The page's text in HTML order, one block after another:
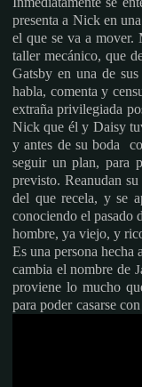
presenta a Nick en
el que se va a mover.
taller mecánico, que
Gatsby en una de
habla, comenta y
extraña privilegiada
Nick que él y Daisy
y antes de su boda
seguir un plan, para
previsto. Reanudan
del que recela, y se
conociendo el pasado
hombre, ya viejo, y
Es una persona
cambia el nombre de
proviene lo mucho
para poder casarse